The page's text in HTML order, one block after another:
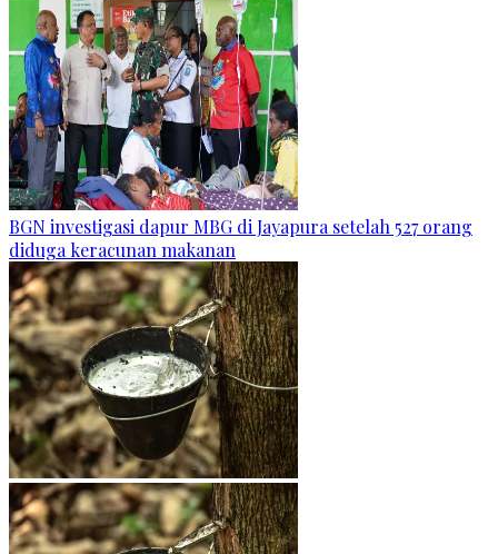
BGN investigasi dapur MBG di Jayapura setelah 527 orang
diduga keracunan makanan